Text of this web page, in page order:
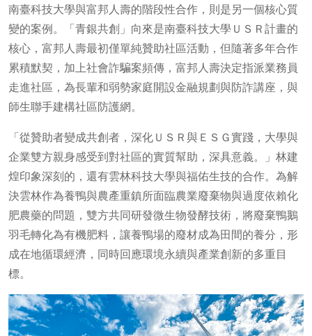
南臺科技大學與富邦人壽的階段性合作，則是另一個核心質
變的案例。「青銀共創」向來是南臺科技大學ＵＳＲ計畫的
核心，富邦人壽最初僅單純贊助社區活動，但隨著多年合作
累積默契，加上社會詐騙案頻傳，富邦人壽決定指派業務員
走進社區，為長輩和弱勢家庭開設金融規劃與防詐講座，與
師生聯手建構社區防護網。
「從贊助者變成共創者，深化ＵＳＲ與ＥＳＧ實踐，大學與
企業雙方親身感受到對社區的實質幫助，深具意義。」林建
煌印象深刻的，還有雲林科技大學與福佑生技的合作。為解
決雲林作為養鴨與農產重鎮所面臨農業廢棄物與過度依賴化
肥農藥的問題，雙方共同研發微生物發酵技術，將廢棄鴨鵝
羽毛轉化為有機肥料，讓養鴨場的廢材成為田間的養分，形
成在地循環經濟，同時回應環境永續與產業創新的多重目
標。